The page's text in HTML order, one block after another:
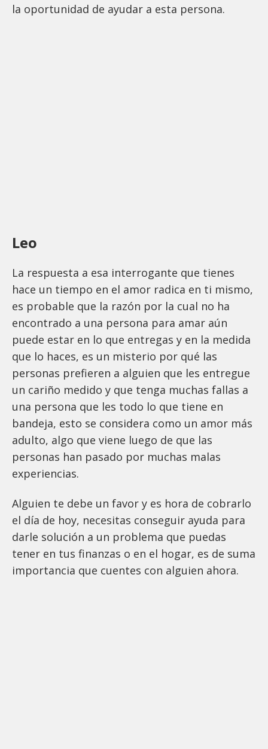
la oportunidad de ayudar a esta persona.
Leo
La respuesta a esa interrogante que tienes
hace un tiempo en el amor radica en ti mismo,
es probable que la razón por la cual no ha
encontrado a una persona para amar aún
puede estar en lo que entregas y en la medida
que lo haces, es un misterio por qué las
personas prefieren a alguien que les entregue
un cariño medido y que tenga muchas fallas a
una persona que les todo lo que tiene en
bandeja, esto se considera como un amor más
adulto, algo que viene luego de que las
personas han pasado por muchas malas
experiencias.
Alguien te debe un favor y es hora de cobrarlo
el día de hoy, necesitas conseguir ayuda para
darle solución a un problema que puedas
tener en tus finanzas o en el hogar, es de suma
importancia que cuentes con alguien ahora.